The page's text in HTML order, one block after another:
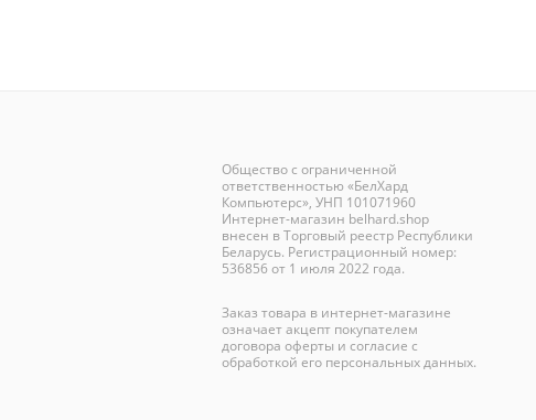
Общество с ограниченной
ответственностью «БелХард
Компьютерс», УНП 101071960
Интернет-магазин belhard.shop
внесен в Торговый реестр Республики
Беларусь. Регистрационный номер:
536856 от 1 июля 2022 года.
Заказ товара в интернет-магазине
означает акцепт покупателем
договора оферты и согласие с
обработкой его персональных данных.